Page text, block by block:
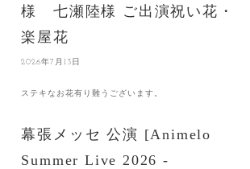
様 七瀬陸様 ご出演祝い花・
楽屋花
2026年7月13日
ステキなお花有り難うございます。
幕張メッセ 公演 [Animelo
Summer Live 2026 -